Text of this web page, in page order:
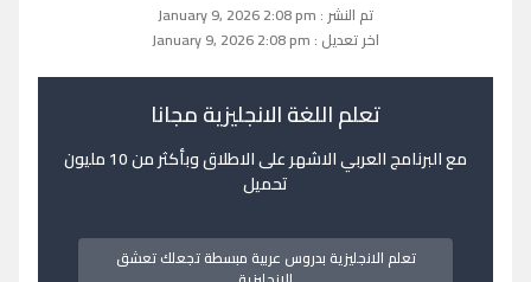
تم النشر : January 9, 2026 2:08 pm
اخر تعديل : January 9, 2026 2:08 pm
تعلم اللغة الانجليزية مجانا
مع البرنامج العربي الاشهر على الاطلاق وبأكثر من 10 مليون
تحميل
تعلم الانجليزية بدروس عربية مبسطة تجعلك تعشق